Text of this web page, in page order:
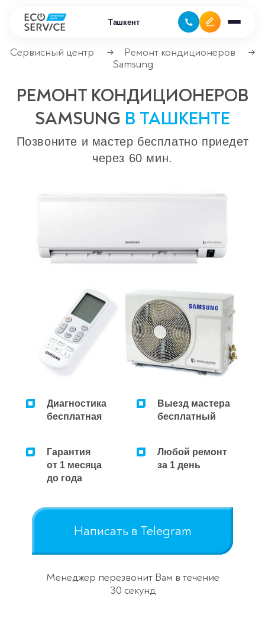
Ташкент
Ремонт компьютерной техники
Ремонт крупно бытовой техники
Сервисные центры
Ремонт кофемашин
Ремонт парогенераторов
Ремонт пылесосов
Сервисный центр → Ремонт кондиционеров
→
Samsung
РЕМОНТ КОНДИЦИОНЕРОВ
SAMSUNG В ТАШКЕНТЕ
Позвоните и мастер бесплатно приедет
через 60 мин.
Диагностика
бесплатная
Выезд мастера
бесплатный
Гарантия
от 1 месяца
до года
Любой ремонт
за 1 день
Написать в Telegram
Менеджер перезвонит Вам в течение
30 секунд